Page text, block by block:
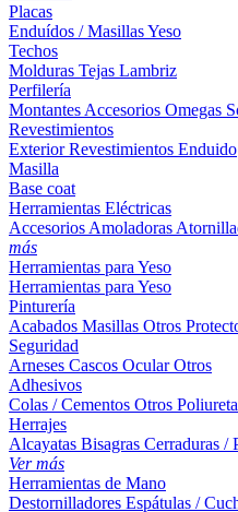
Placas
Enduídos / MasillasYeso
Techos
Molduras Tejas Lambriz
Perfilería
Montantes Accesorios Omegas
Revestimientos
ExteriorRevestimientos Enduido
Masilla
Base coat
Herramientas Eléctricas
Accesorios Amoladoras
más
Herramientas para Yeso
Herramientas para Yeso
Pinturería
Acabados Masillas Otros
Seguridad
Arneses Cascos OcularOtros
Adhesivos
Colas / Cementos Otros
Herrajes
Alcayatas Bisagras Cerraduras /
Ver más
Herramientas de Mano
Destornilladores Espátulas /